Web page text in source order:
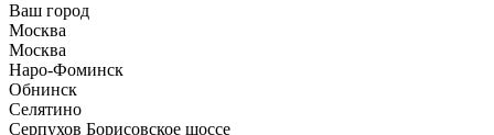
Ваш город
Москва
Москва
Наро-Фоминск
Обнинск
Селятино
Серпухов Борисовское шоссе